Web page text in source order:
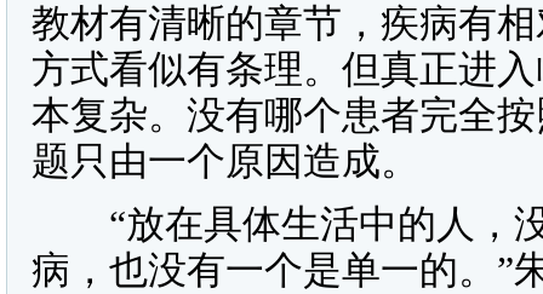
教材有清晰的章节，疾病有
方式看似有条理。但真正进
本复杂。没有哪个患者完全
题只由一个原因造成。
“放在具体生活中的人，
病，也没有一个是单一的。”